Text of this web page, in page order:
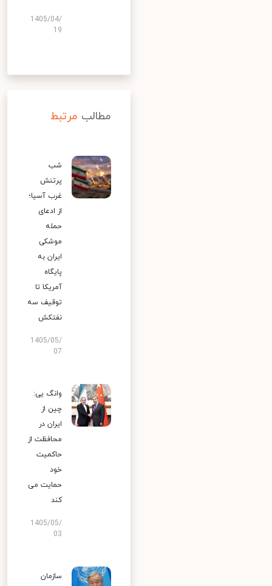
1405/04/
19
مطالب مرتبط
شب
پرتنش
غرب آسیا؛
از ادعای
حمله
موشکی
ایران به
پایگاه
آمریکا تا
توقیف سه
نفتکش
1405/05/
07
وانگ یی:
چین از
ایران در
محافظت از
حاکمیت
خود
حمایت می
کند
1405/05/
03
سازمان